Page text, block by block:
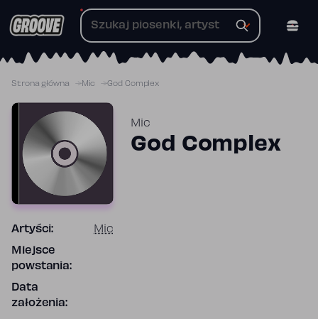
do
Strona główna Mic God Complex
Mic
God Complex
Artyści: Mic
Miejsce
powstania:
Data
założenia: